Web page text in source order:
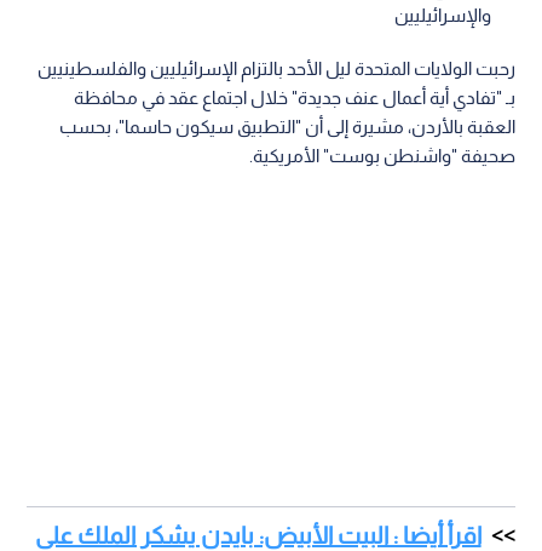
والإسرائيليين
رحبت الولايات المتحدة ليل الأحد بالتزام الإسرائيليين والفلسطينيين
بـ "تفادي أية أعمال عنف جديدة" خلال اجتماع عقد في محافظة
العقبة بالأردن، مشيرة إلى أن "التطبيق سيكون حاسما"، بحسب
صحيفة "واشنطن بوست" الأمريكية.
اقرأ أيضا : البيت الأبيض: بايدن يشكر الملك على